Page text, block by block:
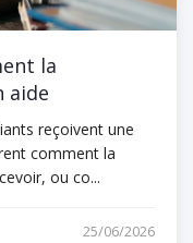
la
aide
reçoivent une
comment la
ou co...
25/06/2026